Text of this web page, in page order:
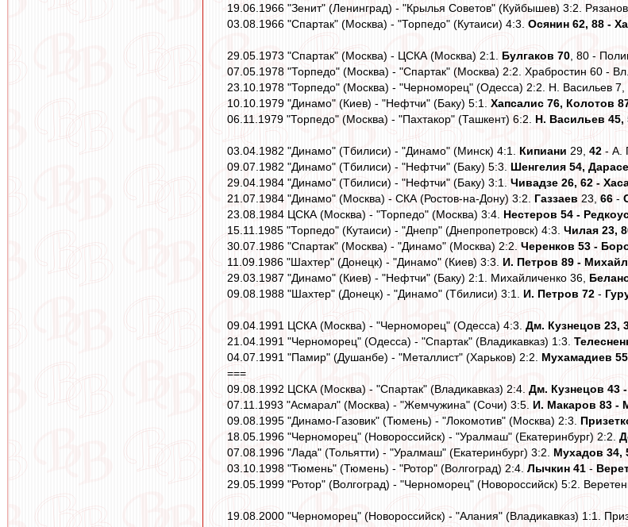
19.06.1966 "Зенит" (Ленинград) - "Крылья Советов" (Куйбышев) 3:2.
03.08.1966 "Спартак" (Москва) - "Торпедо" (Кутаиси) 4:3. Осянин 62, 88 -
29.05.1973 "Спартак" (Москва) - ЦСКА (Москва) 2:1. Булгаков 70, 80 -
07.05.1978 "Торпедо" (Москва) - "Спартак" (Москва) 2:2. Храбростин 60 -
23.10.1978 "Торпедо" (Москва) - "Черноморец" (Одесса) 2:2. Н. Васильев
10.10.1979 "Динамо" (Киев) - "Нефтчи" (Баку) 5:1. Хапсалис 76, Колотов
06.11.1979 "Торпедо" (Москва) - "Пахтакор" (Ташкент) 6:2. Н. Васильев 45,
03.04.1982 "Динамо" (Тбилиси) - "Динамо" (Минск) 4:1. Кипиани 29, 42 - А.
09.07.1982 "Динамо" (Тбилиси) - "Нефтчи" (Баку) 5:3. Шенгелия 54,
29.04.1984 "Динамо" (Тбилиси) - "Нефтчи" (Баку) 3:1. Чивадзе 26, 62 -
21.07.1984 "Динамо" (Москва) - СКА (Ростов-на-Дону) 3:2. Газзаев 23, 66 -
23.08.1984 ЦСКА (Москва) - "Торпедо" (Москва) 3:4. Нестеров 54 -
15.11.1985 "Торпедо" (Кутаиси) - "Днепр" (Днепропетровск) 4:3. Чилая 23,
30.07.1986 "Спартак" (Москва) - "Динамо" (Москва) 2:2. Черенков 53 -
11.09.1986 "Шахтер" (Донецк) - "Динамо" (Киев) 3:3. И. Петров 89 -
29.03.1987 "Динамо" (Киев) - "Нефтчи" (Баку) 2:1. Михайличенко 36,
09.08.1988 "Шахтер" (Донецк) - "Динамо" (Тбилиси) 3:1. И. Петров 72 -
09.04.1991 ЦСКА (Москва) - "Черноморец" (Одесса) 4:3. Дм. Кузнецов 23,
21.04.1991 "Черноморец" (Одесса) - "Спартак" (Владикавказ) 1:3.
04.07.1991 "Памир" (Душанбе) - "Металлист" (Харьков) 2:2. Мухамадиев 55
===
09.08.1992 ЦСКА (Москва) - "Спартак" (Владикавказ) 2:4. Дм. Кузнецов 43
07.11.1993 "Асмарал" (Москва) - "Жемчужина" (Сочи) 3:5. И. Макаров 83 -
09.08.1995 "Динамо-Газовик" (Тюмень) - "Локомотив" (Москва) 2:3.
18.05.1996 "Черноморец" (Новороссийск) - "Уралмаш" (Екатеринбург) 2:2.
07.08.1996 "Лада" (Тольятти) - "Уралмаш" (Екатеринбург) 3:2. Мухадов 34,
03.10.1998 "Тюмень" (Тюмень) - "Ротор" (Волгоград) 2:4. Лычкин 41 -
29.05.1999 "Ротор" (Волгоград) - "Черноморец" (Новороссийск) 5:2.
19.08.2000 "Черноморец" (Новороссийск) - "Алания" (Владикавказ) 1:1.